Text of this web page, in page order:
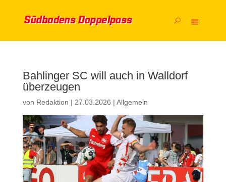
Bahlinger SC will auch in Walldorf
überzeugen
von Redaktion | 27.03.2026 | Allgemein